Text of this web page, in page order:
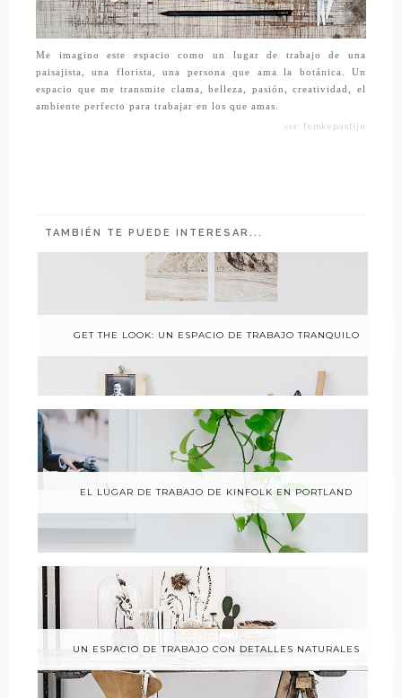
Me imagino este espacio como un lugar de trabajo de una
paisajista, una florista, una persona que ama la botánica. Un
espacio que me transmite clama, belleza, pasión, creatividad, el
ambiente perfecto para trabajar en los que amas.
vía: femkepastijn
TAMBIÉN TE PUEDE INTERESAR...
GET THE LOOK: UN ESPACIO DE TRABAJO TRANQUILO
EL LUGAR DE TRABAJO DE KINFOLK EN PORTLAND
UN ESPACIO DE TRABAJO CON DETALLES NATURALES